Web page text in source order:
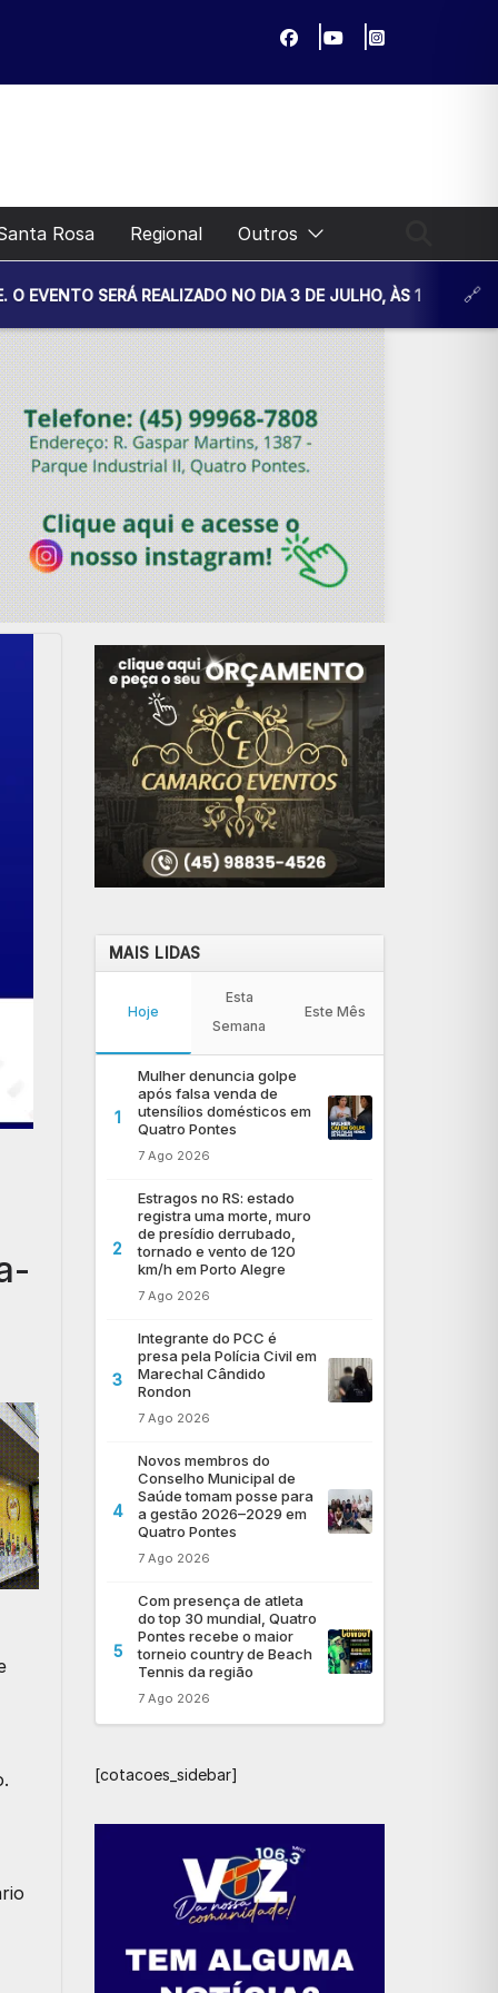
Rosa Regional Outros
REALIZADO NO DIA 3 DE JULHO, ÀS 14H30, NA UNIDADE
MAIS LIDAS
Hoje
Esta
Semana
Este Mês
1
Mulher denuncia golpe
após falsa venda de
utensílios domésticos em
Quatro Pontes
7 Ago 2026
2
Estragos no RS: estado
registra uma morte, muro
de presídio derrubado,
tornado e vento de 120
km/h em Porto Alegre
7 Ago 2026
3
Integrante do PCC é
presa pela Polícia Civil em
Marechal Cândido
Rondon
7 Ago 2026
4
Novos membros do
Conselho Municipal de
Saúde tomam posse para
a gestão 2026–2029 em
Quatro Pontes
7 Ago 2026
5
Com presença de atleta
do top 30 mundial, Quatro
Pontes recebe o maior
torneio country de Beach
Tennis da região
7 Ago 2026
[cotacoes_sidebar]